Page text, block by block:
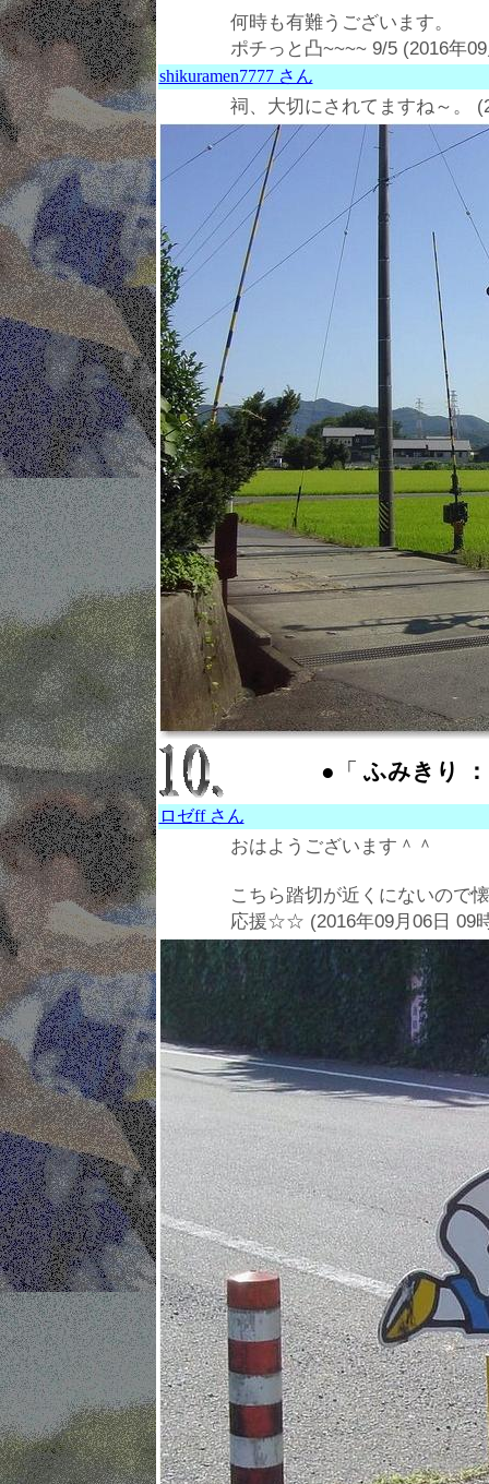
何時も有難うございます。
ポチっと凸~~~~ 9/5 (2016年
shikuramen7777 さん
祠、大切にされてますね～。
●「 ふみきり
ロゼff さん
おはようございます＾＾
こちら踏切が近くにないので
応援☆☆ (2016年09月06日 09